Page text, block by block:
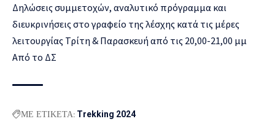
Δηλώσεις συμμετοχών, αναλυτικό πρόγραμμα και
διευκρινήσεις στο γραφείο της λέσχης κατά τις μέρες
λειτουργίας Τρίτη & Παρασκευή από τις 20,00-21,00 μμ
Από το ΔΣ
ΜΕ ΕΤΙΚΕΤΑ: Trekking 2024